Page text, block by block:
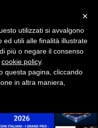
×
utilizzati si avvalgono
ed utili alle finalità illustrate
più o negare il consenso
cookie policy.
questa pagina, cliccando
in altra maniera,